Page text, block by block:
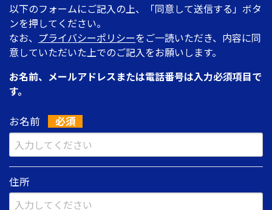
以下のフォームにご記入の上、「同意して送信する」ボタ
ンを押してください。
なお、 プライバシーポリシーをご一読いただき、内容に同
意していただいた上でのご記入をお願いします。
お名前、メールアドレスまたは電話番号は入力必須項目で
す。
お名前
住所